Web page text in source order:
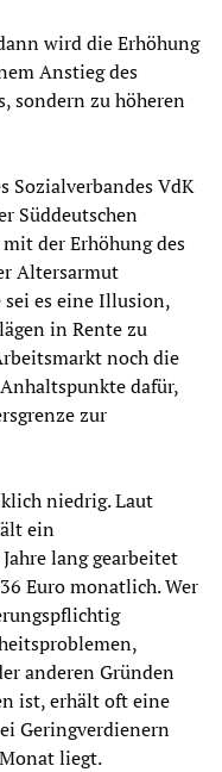
wird die Erhöhung
Anstieg des
sondern zu höheren
Sozialverbandes VdK
Süddeutschen
der Erhöhung des
Altersarmut
sei es eine Illusion,
in Rente zu
noch die
dafür,
zur
niedrig. Laut
ein
lang gearbeitet
Euro monatlich. Wer
anderen Gründen
ist, erhält oft eine
Geringverdienern
liegt.